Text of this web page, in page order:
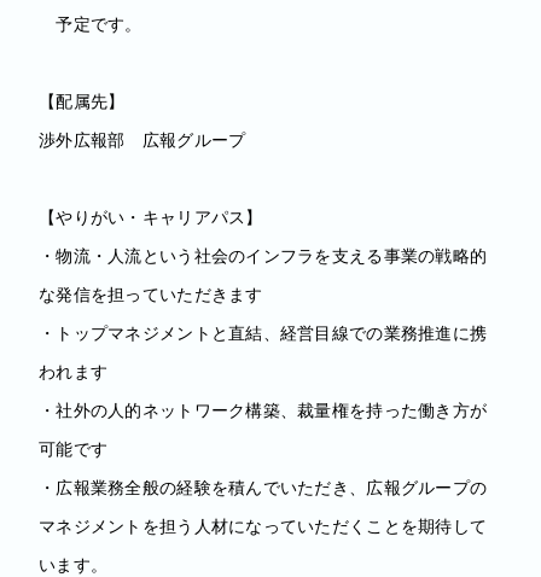
予定です。
【配属先】
渉外広報部 広報グループ
【やりがい・キャリアパス】
・物流・人流という社会のインフラを支える事業の戦略的
な発信を担っていただきます
・トップマネジメントと直結、経営目線での業務推進に携
われます
・社外の人的ネットワーク構築、裁量権を持った働き方が
可能です
・広報業務全般の経験を積んでいただき、広報グループの
マネジメントを担う人材になっていただくことを期待して
います。